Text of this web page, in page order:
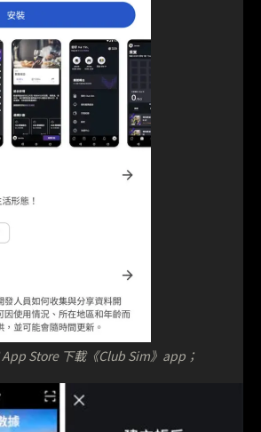
Store 下載《Club Sim》app；